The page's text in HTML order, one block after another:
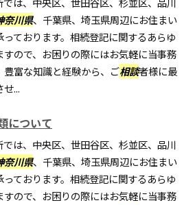
奈川県、千葉県、埼玉県周辺にお住まい
っております。相続登記に関するあらゆ
ので、お困りの際にはお気軽に当事務
豊富な知識と経験から、ご相談者様に最
...
について
は、中央区、世田谷区、杉並区、品川
奈川県、千葉県、埼玉県周辺にお住まい
っております。相続登記に関するあらゆ
ので、お困りの際にはお気軽に当事務